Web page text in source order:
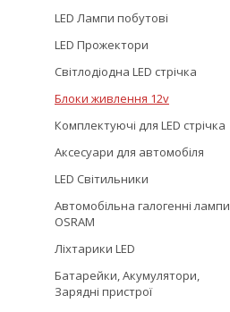
LED Лампи побутові
LED Прожектори
Світлодіодна LED стрічка
Блоки живлення 12v
Комплектуючі для LED стрічка
Аксесуари для автомобіля
LED Світильники
Автомобільна галогенні лампи
OSRAM
Ліхтарики LED
Батарейки, Акумулятори,
Зарядні пристрої